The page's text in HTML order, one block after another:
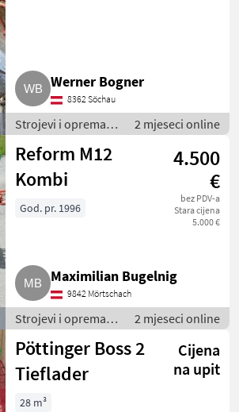
Werner Bogner
8362 Söchau
Strojevi i oprema
za travu i baliranje /
Brdski strojevi
2 mjeseci online
Reform M12
Kombi
4.500
€
bez PDV-a
Stara cijena
5.000 €
God. pr. 1996
Maximilian Bugelnig
9842 Mörtschach
Strojevi i oprema
za travu i baliranje /
Brdski strojevi
2 mjeseci online
Pöttinger Boss 2
Tieflader
Cijena
na upit
28 m³